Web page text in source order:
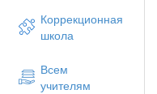
Коррекционная
школа
Всем
учителям